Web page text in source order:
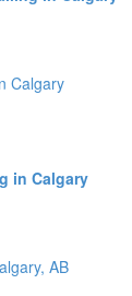
in Calgary